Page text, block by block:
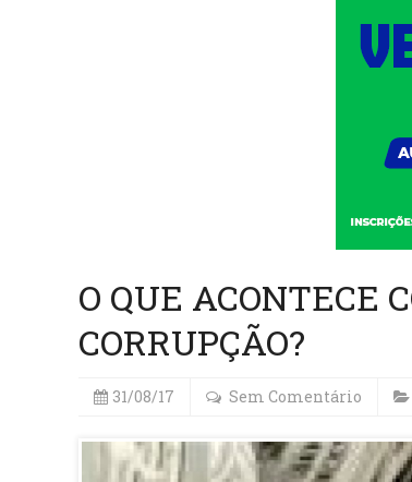
O QUE ACONTECE
CORRUPÇÃO?
31/08/17 Sem Comentário